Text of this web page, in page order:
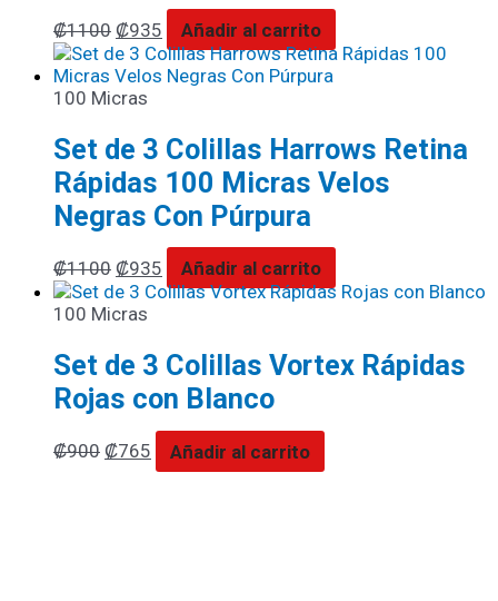
₡1100 ₡935 Añadir al carrito
100 Micras
Set de 3 Colillas Harrows Retina
Rápidas 100 Micras Velos
Negras Con Púrpura
₡1100 ₡935 Añadir al carrito
100 Micras
Set de 3 Colillas Vortex Rápidas
Rojas con Blanco
₡900 ₡765 Añadir al carrito